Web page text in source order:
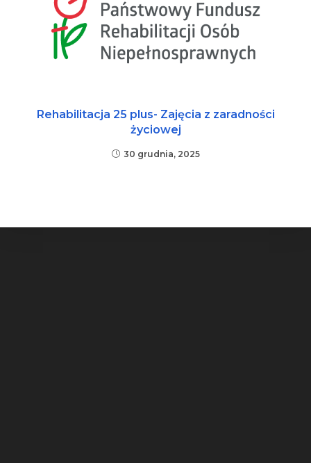
Rehabilitacja 25 plus- Zajęcia z zaradności
życiowej
30 grudnia, 2025